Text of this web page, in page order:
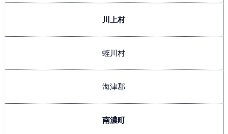
川上村
蛭川村
海津郡
南濃町